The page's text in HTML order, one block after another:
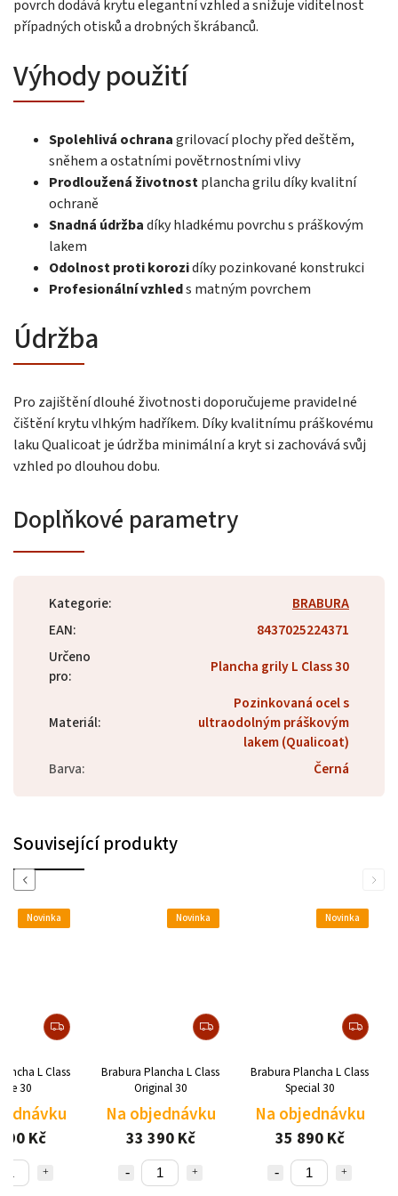
povrch dodává krytu elegantní vzhled a snižuje viditelnost
případných otisků a drobných škrábanců.
Výhody použití
Spolehlivá ochranagrilovací plochy před deštěm,
sněhem a ostatními povětrnostními vlivy
Prodloužená životnostplancha grilu díky kvalitní
ochraně
Snadná údržbadíky hladkému povrchu s práškovým
lakem
Odolnost proti korozidíky pozinkované konstrukci
Profesionální vzhleds matným povrchem
Údržba
Pro zajištění dlouhé životnosti doporučujeme pravidelné
čištění krytu vlhkým hadříkem. Díky kvalitnímu práškovému
laku Qualicoat je údržba minimální a kryt si zachovává svůj
vzhled po dlouhou dobu.
Doplňkové parametry
Kategorie:
BRABURA
EAN:
8437025224371
Určeno
pro: Plancha grily L Class 30
Materiál:
Pozinkovaná ocel s
ultraodolným práškovým
lakem (Qualicoat)
Barva: Černá
Související produkty
Previous
Novinka
L Class
30
Kč
Novinka
Brabura Plancha L Class
Original 30
Na objednávku
33 390 Kč
Novinka
Brabura Plancha L Class
Special 30
Na objednávku
35 890 Kč
Next